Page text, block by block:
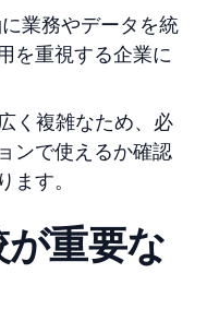
業務やデータを統
を重視する企業に
く複雑なため、必
ンで使えるか確認
ます。
重要な